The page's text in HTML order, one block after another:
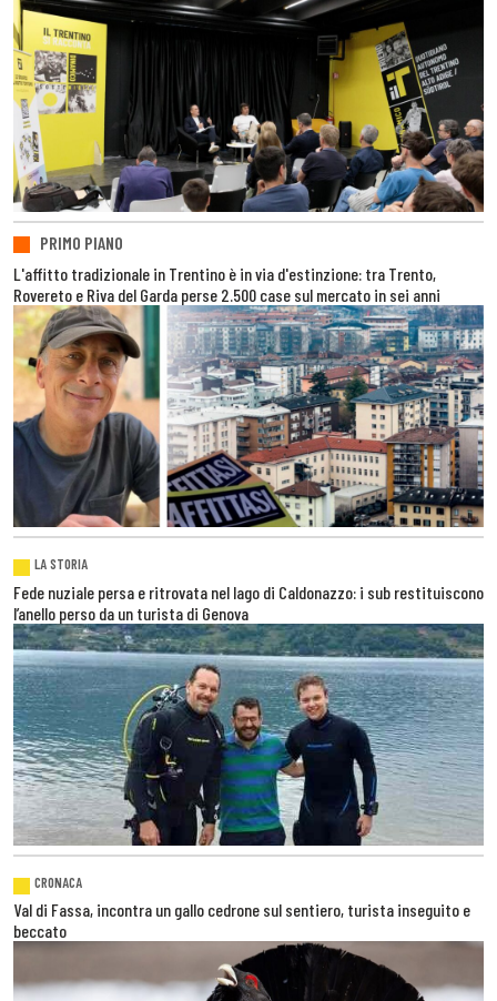
PRIMO PIANO
L'affitto tradizionale in Trentino è in via d'estinzione: tra Trento,
Rovereto e Riva del Garda perse 2.500 case sul mercato in sei anni
LA STORIA
Fede nuziale persa e ritrovata nel lago di Caldonazzo: i sub restituiscono
l’anello perso da un turista di Genova
CRONACA
Val di Fassa, incontra un gallo cedrone sul sentiero, turista inseguito e
beccato